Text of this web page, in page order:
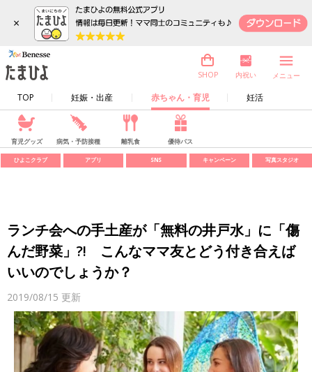
×
TOP 妊娠・出産 赤ちゃん・育児 妊活
SHOP 内祝い メニュー
育児グッズ 病気・予防接種 離乳食 優待パス
ひよこクラブ アプリ SNS キャンペーン 写真スタジオ
ランチ会への手土産が「無料の井戸水」に「傷
んだ野菜」?! こんなママ友とどう付き合えば
いいのでしょうか？
2019/08/15 更新